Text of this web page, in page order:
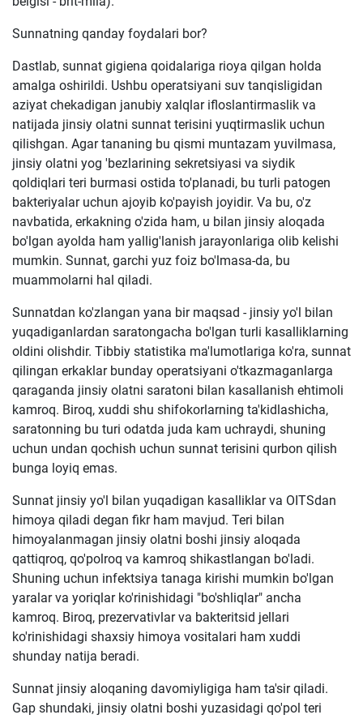
Sunnatning qanday foydalari bor?
Dastlab, sunnat gigiena qoidalariga rioya qilgan holda
amalga oshirildi. Ushbu operatsiyani suv tanqisligidan
aziyat chekadigan janubiy xalqlar ifloslantirmaslik va
natijada jinsiy olatni sunnat terisini yuqtirmaslik uchun
qilishgan. Agar tananing bu qismi muntazam yuvilmasa,
jinsiy olatni yog 'bezlarining sekretsiyasi va siydik
qoldiqlari teri burmasi ostida to'planadi, bu turli patogen
bakteriyalar uchun ajoyib ko'payish joyidir. Va bu, o'z
navbatida, erkakning o'zida ham, u bilan jinsiy aloqada
bo'lgan ayolda ham yallig'lanish jarayonlariga olib kelishi
mumkin. Sunnat, garchi yuz foiz bo'lmasa-da, bu
muammolarni hal qiladi.
Sunnatdan ko'zlangan yana bir maqsad - jinsiy yo'l bilan
yuqadiganlardan saratongacha bo'lgan turli kasalliklarning
oldini olishdir. Tibbiy statistika ma'lumotlariga ko'ra, sunnat
qilingan erkaklar bunday operatsiyani o'tkazmaganlarga
qaraganda jinsiy olatni saratoni bilan kasallanish ehtimoli
kamroq. Biroq, xuddi shu shifokorlarning ta'kidlashicha,
saratonning bu turi odatda juda kam uchraydi, shuning
uchun undan qochish uchun sunnat terisini qurbon qilish
bunga loyiq emas.
Sunnat jinsiy yo'l bilan yuqadigan kasalliklar va OITSdan
himoya qiladi degan fikr ham mavjud. Teri bilan
himoyalanmagan jinsiy olatni boshi jinsiy aloqada
qattiqroq, qo'polroq va kamroq shikastlangan bo'ladi.
Shuning uchun infektsiya tanaga kirishi mumkin bo'lgan
yaralar va yoriqlar ko'rinishidagi "bo'shliqlar" ancha
kamroq. Biroq, prezervativlar va bakteritsid jellari
ko'rinishidagi shaxsiy himoya vositalari ham xuddi
shunday natija beradi.
Sunnat jinsiy aloqaning davomiyligiga ham ta'sir qiladi.
Gap shundaki, jinsiy olatni boshi yuzasidagi qo'pol teri